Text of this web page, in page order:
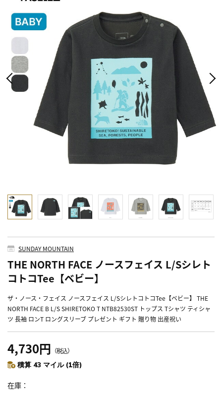
SUNDAY MOUNTAIN
THE NORTH FACE ノースフェイス L/Sシレト
コトコTee【ベビー】
ザ・ノース・フェイス ノースフェイス L/SシレトコトコTee【ベビー】 THE
NORTH FACE B L/S SHIRETOKO T NTB82530ST トップス Tシャツ ティシャ
ツ 長袖 ロンT ロングスリーブ プレゼント ギフト 贈り物 出産祝い
4,730円 （税込）
積算 43 マイル (1倍)
在庫